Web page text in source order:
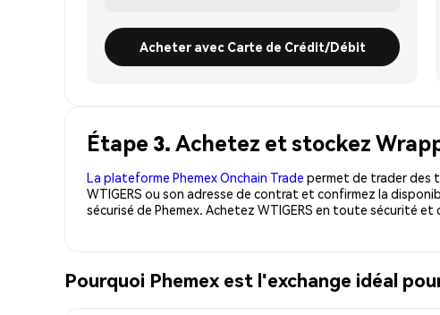
Acheter avec Carte de Crédit/Débit
Étape 3. Achetez et stockez
La plateforme Phemex Onchain Trade permet de trader des
WTIGERS ou son adresse de contrat et confirmez la
sécurisé de Phemex. Achetez WTIGERS en toute sécurité
Pourquoi Phemex est l'exchange idéal